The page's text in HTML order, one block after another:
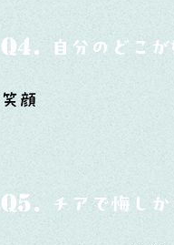
Q4. 自分のどこが
笑顔
Q5. チアで悔し